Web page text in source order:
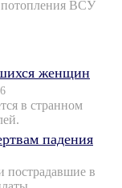
потопления ВСУ
женщин
в странном
падения
в